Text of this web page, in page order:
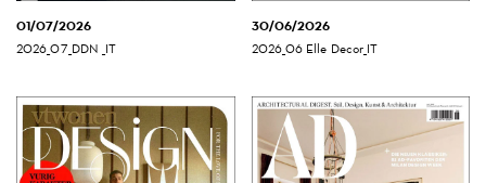
01/07/2026
2026_07_DDN _IT
30/06/2026
2026_06 Elle Decor_IT